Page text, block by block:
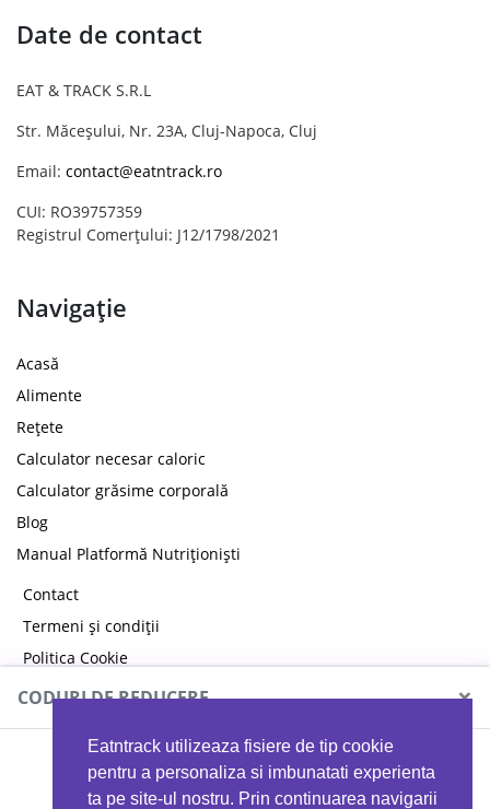
Eatntrack utilizeaza fisiere de tip cookie
pentru a personaliza si imbunatati experienta
ta pe site-ul nostru. Prin continuarea navigarii
Date de contact
EAT & TRACK S.R.L
Str. Măceșului, Nr. 23A, Cluj-Napoca, Cluj
Email: contact@eatntrack.ro
CUI: RO39757359
Registrul Comerțului: J12/1798/2021
Navigație
Acasă
Alimente
Rețete
Calculator necesar caloric
Calculator grăsime corporală
Blog
Manual Platformă Nutriționiști
Contact
Termeni și condiții
Politica Cookie
Politica de confidențialitate
CODURI DE REDUCERE ×
MYPROTEIN